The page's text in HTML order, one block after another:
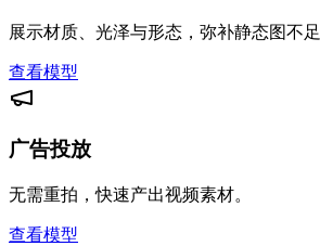
展示材质、光泽与形态，弥补静态图不足
查看模型
广告投放
无需重拍，快速产出视频素材。
查看模型